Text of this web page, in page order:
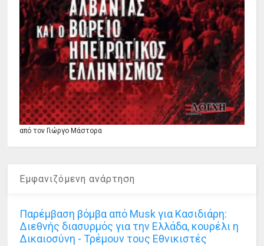
από τον Γιώργο Μάστορα
Εμφανιζόμενη ανάρτηση
Παρέμβαση βόμβα από Musk για Κασιδιάρη:
Διεθνής διασυρμός για την Ελλάδα, κουρέλι η
Δικαιοσύνη - Τρέμουν τους Εθνικιστές